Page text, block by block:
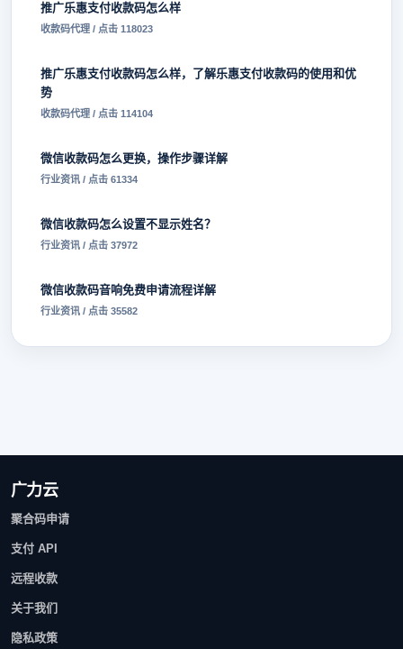
推广乐惠支付收款码怎么样
收款码代理 / 点击 118023
推广乐惠支付收款码怎么样，了解乐惠支付收款码的使用和优
势
收款码代理 / 点击 114104
微信收款码怎么更换，操作步骤详解
行业资讯 / 点击 61334
微信收款码怎么设置不显示姓名？
行业资讯 / 点击 37972
微信收款码音响免费申请流程详解
行业资讯 / 点击 35582
广力云
聚合码申请
支付 API
远程收款
关于我们
隐私政策